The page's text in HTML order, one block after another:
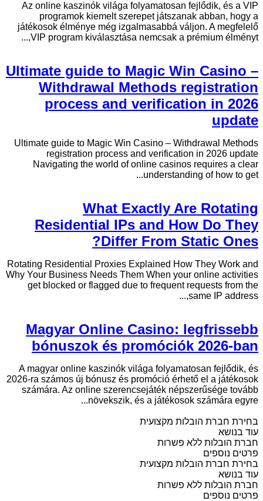
Az online kaszinók világa folyamatosan fejlődik, és a VIP
programok kiemelt szerepet játszanak abban, hogy a
játékosok élménye még izgalmasabbá váljon. A megfelelő
VIP program kiválasztása nemcsak a prémium élményt,...
Ultimate guide to Magic Win Casino –
Withdrawal Methods registration
process and verification in 2026
update
Ultimate guide to Magic Win Casino – Withdrawal Methods
registration process and verification in 2026 update
Navigating the world of online casinos requires a clear
understanding of how to get...
What Exactly Are Rotating
Residential IPs and How Do They
Differ From Static Ones?
Rotating Residential Proxies Explained How They Work and
Why Your Business Needs Them When your online activities
get blocked or flagged due to frequent requests from the
same IP address,...
Magyar Online Casino: legfrissebb
bónuszok és promóciók 2026-ban
A magyar online kaszinók világa folyamatosan fejlődik, és
2026-ra számos új bónusz és promóció érhető el a játékosok
számára. Az online szerencsejáték népszerűsége tovább
növekszik, és a játékosok számára egyre...
בחירת חברת הובלות מקצועית
עוד בנושא
חברת הובלות ללא פשרות
פרטים נוספים
בחירת חברת הובלות מקצועית
עוד בנושא
חברת הובלות ללא פשרות
פרטים נוספים